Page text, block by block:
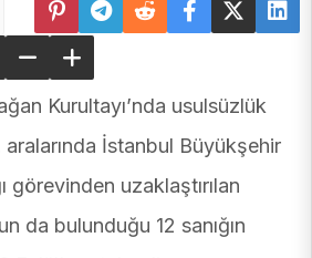
Kurultayı’nda usulsüzlük
aralarında İstanbul Büyükşehir
görevinden uzaklaştırılan
da bulunduğu 12 sanığın